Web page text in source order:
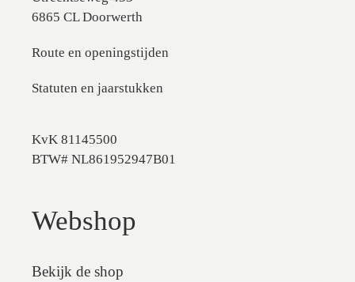
6865 CL Doorwerth
Route en openingstijden
Statuten en jaarstukken
KvK 81145500
BTW# NL861952947B01
Webshop
Bekijk de shop